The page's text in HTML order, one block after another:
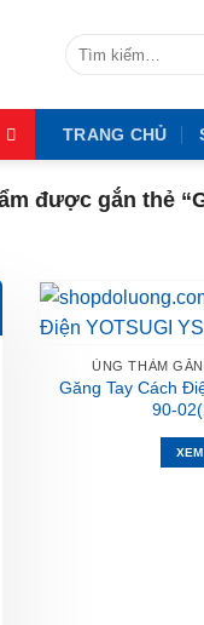
TRANG CHỦ
được gắn thẻ
ỦNG THẢM
Găng Tay Cách
90-